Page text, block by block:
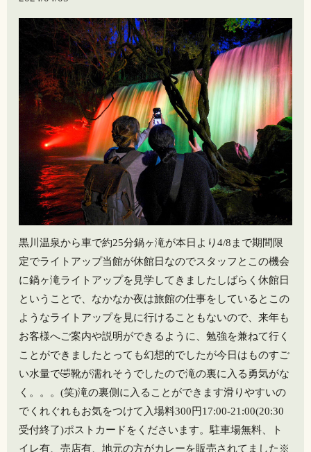
黒川温泉から車で約25分鍋ヶ滝が本日より4/8まで期間限
定でライトアップ当館が休館日なのでスタッフとこの機会
に鍋ヶ滝ライトアップを見学してきましたしばらく休館日
ということで、なかなか夜は旅館の仕事をしているとこの
ようなライトアップを見に行けることもないので、来年も
お客様へご案内や説明ができるように、勉強を兼ねて行く
ことができましたとっても幻想的でしたが今日はものすご
い水量で🤣靴が濡れそうでしたので滝の裏に入る勇気がな
く。。。(笑)滝の裏側に入ることができます️滑りやすいの
でくれぐれもお気をつけて️入場料300円17:00-21:00(20:30
受付終了)ポストカードをくださいます。駐車場無料、ト
イレ有、売店有、地元の方がカレーを販売されてました※